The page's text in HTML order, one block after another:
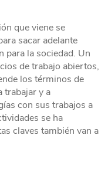
que viene se
sacar adelante
para la sociedad. Un
de trabajo abiertos,
los términos de
trabajar y a
con sus trabajos a
se ha
claves también van a